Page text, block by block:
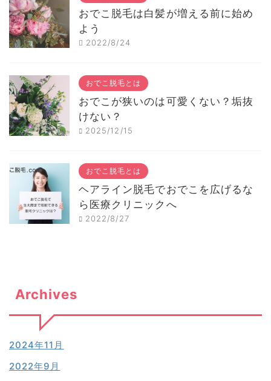
おでこ脱毛は白髪が増える前に始め
よう
2022/8/24
おでこ脱毛とは
おでこが狭いのは可愛くない？垢抜
けない？
2025/12/15
おでこ脱毛とは
ヘアライン脱毛でおでこを広げるな
ら医療クリニックへ
2022/8/27
Archives
2024年11月
2022年9月